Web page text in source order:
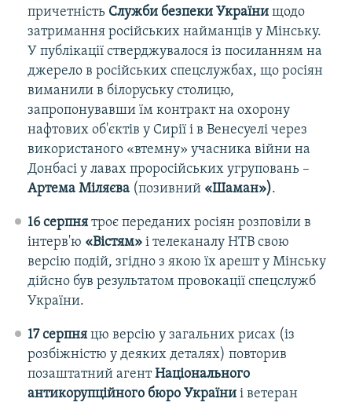
причетність Служби безпеки Українищодо
затримання російських найманців у Мінську.
У публікації стверджувалося із посиланням на
джерело в російських спецслужбах, що росіян
виманили в білоруську столицю,
запропонувавши їм контракт на охорону
нафтових об'єктів у Сирії і в Венесуелі через
використаного «втемну» учасника війни на
Донбасі у лавах проросійських угруповань –
Артема Міляєва (позивний «Шаман»).
16 серпнятроє переданих росіян розповіли в
інтерв'ю «Вістям»і телеканалу НТВ свою
версію подій, згідно з якою їх арешт у Мінську
дійсно був результатом провокації спецслужб
України.
17 серпняцю версію у загальних рисах (із
розбіжністю у деяких деталях) повторив
позаштатний агентНаціонального
антикорупційного бюро Україниі ветеран